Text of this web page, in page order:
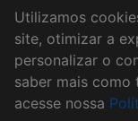
Utilizamos
site, otimizar a
personalizar o
saber mais como
acesse nossa
Horários de Entrega
Taxa de entrega
Cidades Atendidas
ACESSO RÁPIDO